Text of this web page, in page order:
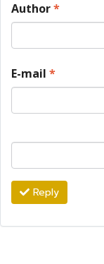
Author*
E-mail *
Reply